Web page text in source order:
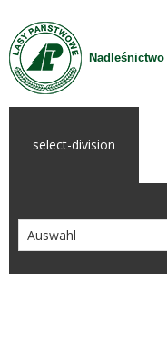
Zum Inhalt wechseln
select-division